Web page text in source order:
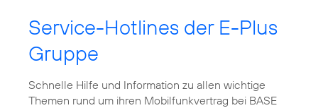
Service-Hotlines der E-Plus
Gruppe
Schnelle Hilfe und Information zu allen wichtige
Themen rund um ihren Mobilfunkvertrag bei BASE